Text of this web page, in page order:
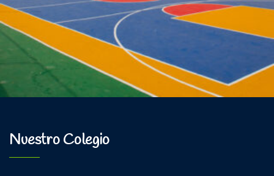
Nuestro Colegio